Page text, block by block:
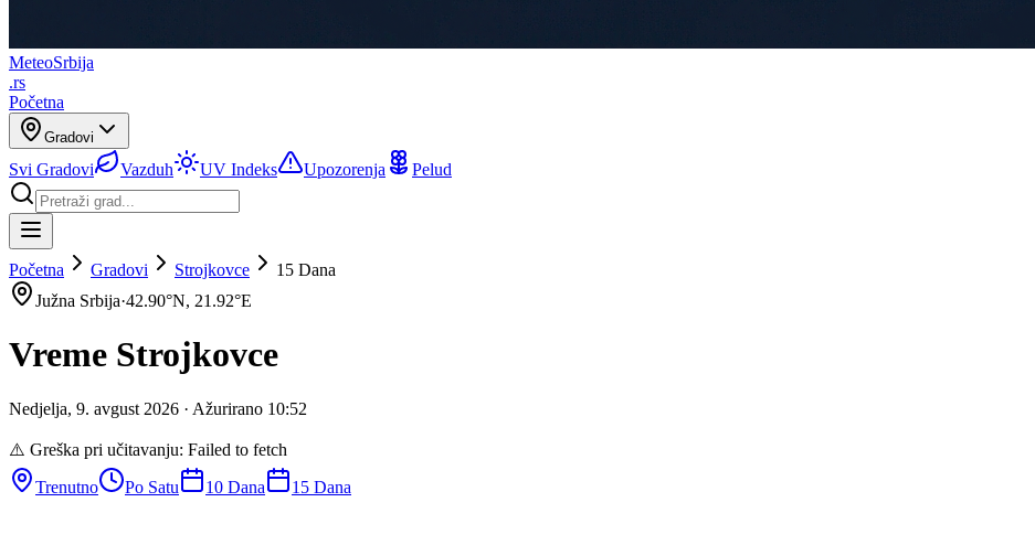
MeteoSrbija
.rs
Početna
Gradovi
Svi Gradovi Vazduh UV Indeks Upozorenja Pelud
Početna Gradovi Strojkovce
15 Dana
Južna Srbija·42.90°N, 21.92°E
Vreme Strojkovce
Nedjelja, 9. avgust 2026 · Ažurirano 10:52
⚠️ Greška pri učitavanju: Failed to fetch
Trenutno
Po Satu 10 Dana 15 Dana